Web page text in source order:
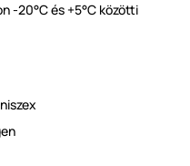
-20°C és +5°C közötti